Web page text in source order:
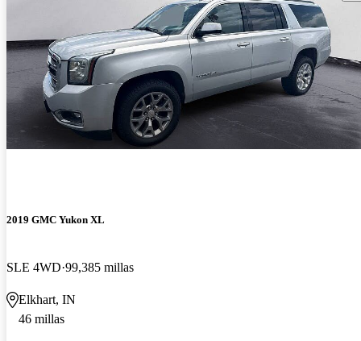
2019 GMC Yukon XL
SLE 4WD 99,385 millas
Elkhart, IN
46 millas